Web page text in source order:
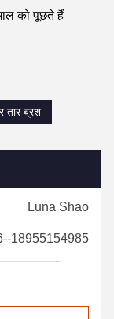
को पूछते हैं
तार ब्रश
Luna Shao
18955154985